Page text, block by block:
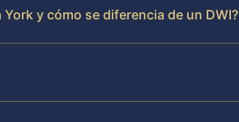
York y cómo se diferencia de un DWI?